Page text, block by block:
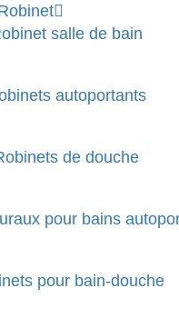
salle de bain
autoportants
de douche
pour bains
pour bain-douche